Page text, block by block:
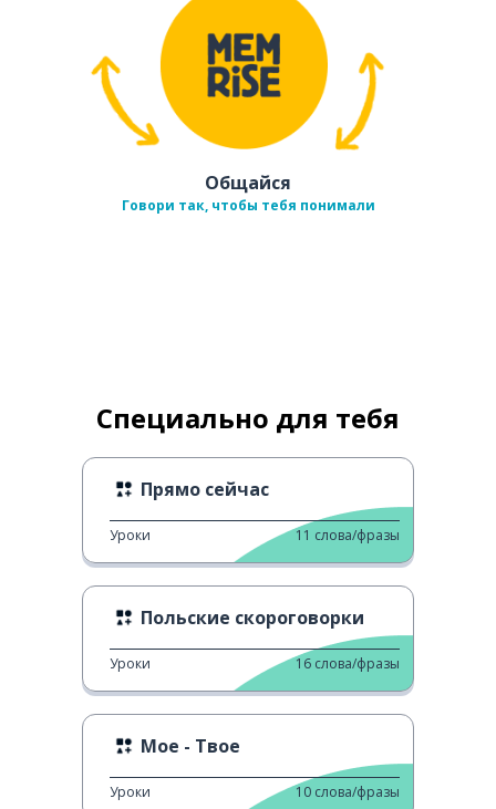
Общайся
Говори так, чтобы тебя понимали
Специально для тебя
Прямо сейчас
Уроки 11 слова/фразы
Польские скороговорки
Уроки 16 слова/фразы
Мое - Твое
Уроки 10 слова/фразы